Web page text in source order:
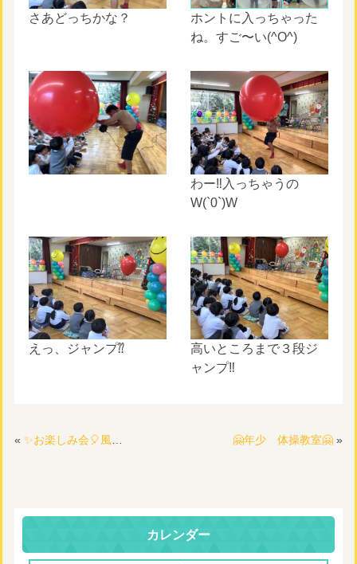
さあどっちかな？
ホントに入っちゃった
ね。すご〜い(^O^)
わー‼︎入っちゃうの
W(`0`)W
えっ、ジャンプ⁇
高いところまで３段ジ
ャンプ‼︎
« ✨お楽しみ会🎈風船太郎さんが来てくれたよ🎈② 🤗年少 体操教室🤗 »
カレンダー